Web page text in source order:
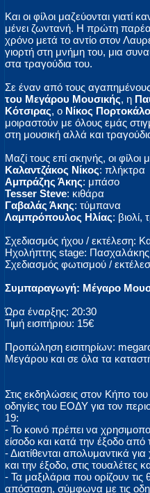
Και οι φίλοι μαζεύονται γιατί
μένει ζωντανή. Η πρώτη
χρόνο μετά το αντίο στον
γιορτή στη μνήμη του, μια
στα τραγούδια του.
Σε έναν από τους
του Μεγάρου Μουσικής, η
Κότσιρας, ο Νίκος
μοιραστούν με όλους εμάς
στη μουσική αλλά και
Μαζί τους επί σκηνής, οι φίλοι
Καλαντζάκος Νίκος: πλήκτρα
Αμπράζης Άκης: μπάσο
Tesser Steve: κιθάρα
Γαβαλάς Άκης: τύμπανα
Λαμπρόπουλος Ηλίας: βιολί,
Σχεδιασμός ήχου / εκτέλεση:
Ηχολήπτης stage:
Σχεδιασμός φωτισμού /
Συμπαραγωγή: Μέγαρο
Ώρα έναρξης: 20:30
Τιμή εισιτήριου: 15€
Προπώληση εισιτηρίων:
Μεγάρου και σε όλα τα
Στις εκδηλώσεις στον Κήπο
οδηγίες του ΕΟΔΥ για τον
19:
- Το κοινό πρέπει να
είσοδο και κατά την έξοδο
- Διατίθενται απολυμαντικά
και την έξοδο, στις τουαλέτες
- Τα μαξιλάρια που ορίζουν τις
απόσταση, σύμφωνα με τις